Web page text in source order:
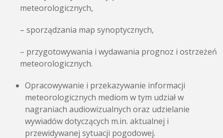
meteorologicznych,
– sporządzania map synoptycznych,
– przygotowywania i wydawania prognoz i ostrzeżeń
meteorologicznych.
Opracowywanie i przekazywanie informacji
meteorologicznych mediom w tym udział w
nagraniach audiowizualnych oraz udzielanie
wywiadów dotyczących m.in. aktualnej i
przewidywanej sytuacji pogodowej.